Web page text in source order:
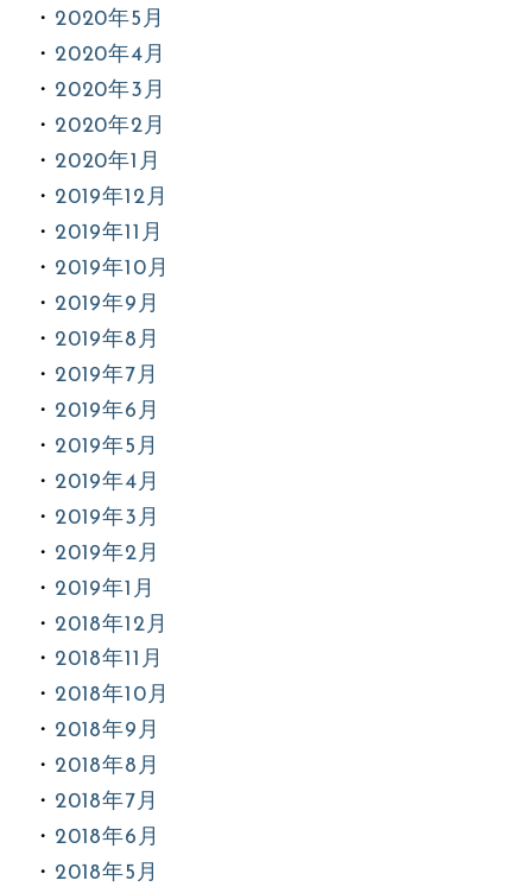
2020年5月
2020年4月
2020年3月
2020年2月
2020年1月
2019年12月
2019年11月
2019年10月
2019年9月
2019年8月
2019年7月
2019年6月
2019年5月
2019年4月
2019年3月
2019年2月
2019年1月
2018年12月
2018年11月
2018年10月
2018年9月
2018年8月
2018年7月
2018年6月
2018年5月